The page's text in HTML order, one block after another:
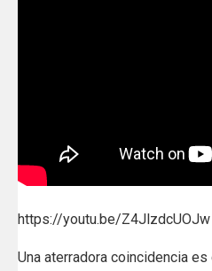
https://youtu.be/Z4JlzdcUOJw
Una aterradora coincidencia